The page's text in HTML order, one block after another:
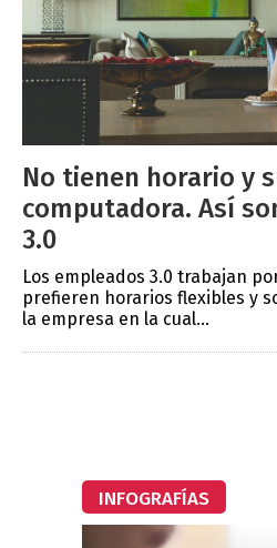
No tienen horario y
computadora. Así
3.0
Los empleados 3.0 trabajan
prefieren horarios flexibles y
la empresa en la cual...
INFOGRAFÍAS